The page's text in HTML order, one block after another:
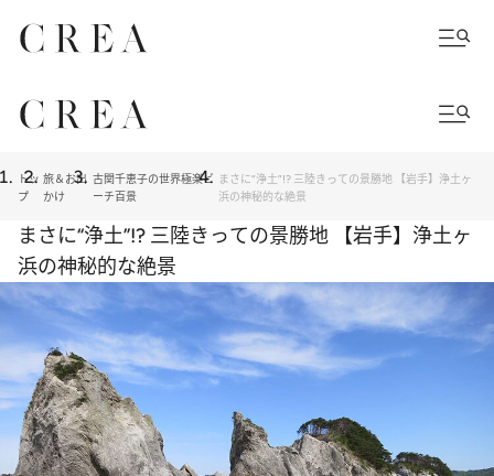
トッ
プ
旅＆お出
かけ
古関千恵子の世界極楽ビ
ーチ百景
まさに“浄土”!? 三陸きっての景勝地 【岩手】浄土ヶ
浜の神秘的な絶景
まさに“浄土”!? 三陸きっての景勝地 【岩手】浄土ヶ
浜の神秘的な絶景